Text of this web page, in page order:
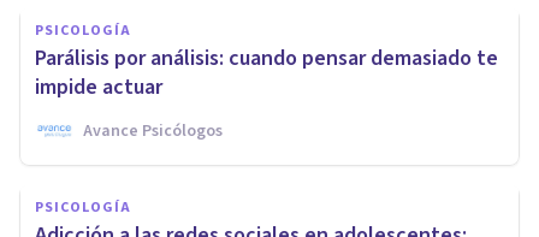
PSICOLOGÍA
Parálisis por análisis: cuando pensar demasiado te
impide actuar
Avance Psicólogos
PSICOLOGÍA